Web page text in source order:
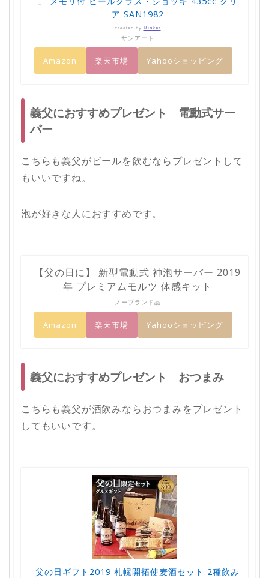
ア SAN1982
created by Rinker
サンアート
Amazon 楽天市場 Yahooショッピング
義父におすすめプレゼント 電動式サー
バー
こちらも義父がビールを飲むならプレゼントして
もいいですね。
泡が好きな人におすすめです。
【父の日に】 新型電動式 神泡サーバー 2019
年 プレミアムモルツ 体感キット
ノーブランド品
Amazon 楽天市場 Yahooショッピング
義父におすすめプレゼント おつまみ
こちらも義父が酒飲みならおつまみをプレゼント
してもいいです。
父の日ギフト2019 札幌開拓使麦酒セット 2種飲み